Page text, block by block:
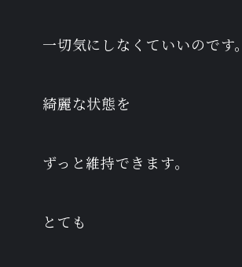
一切気にしなくていいのです。
綺麗な状態を
ずっと維持できます。
とても